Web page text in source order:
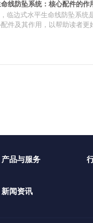
线防坠系统：核心配件的作
临边式水平生命线防坠系统
件及其作用，以帮助读者
产品与服务
新闻资讯